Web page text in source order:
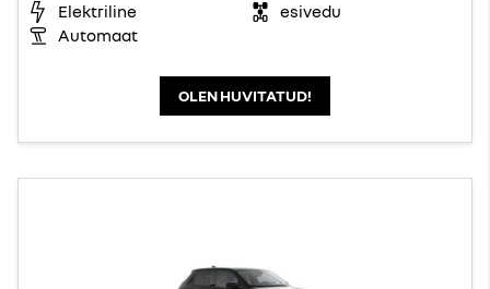
Elektriline
esivedu
Automaat
OLEN HUVITATUD!